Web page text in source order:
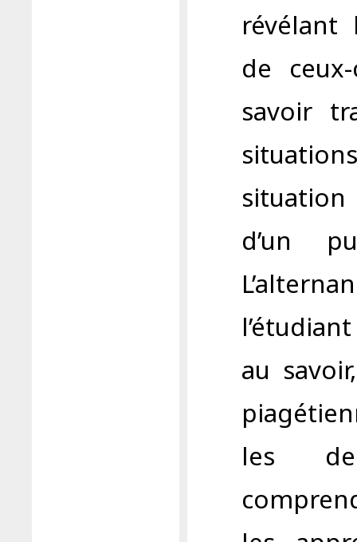
révélant
de
savoir
d’un
au
les